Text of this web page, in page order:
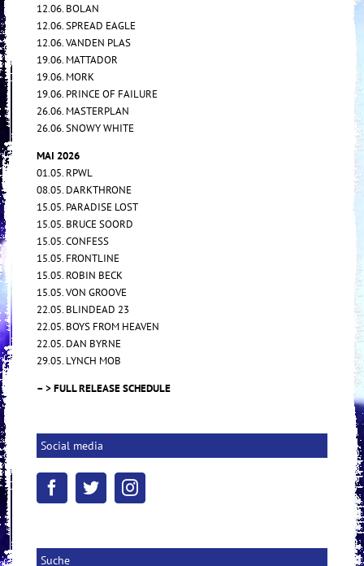
12.06. BOLAN
12.06. SPREAD EAGLE
12.06. VANDEN PLAS
19.06. MATTADOR
19.06. MORK
19.06. PRINCE OF FAILURE
26.06. MASTERPLAN
26.06. SNOWY WHITE
MAI 2026
01.05. RPWL
08.05. DARKTHRONE
15.05. PARADISE LOST
15.05. BRUCE SOORD
15.05. CONFESS
15.05. FRONTLINE
15.05. ROBIN BECK
15.05. VON GROOVE
22.05. BLINDEAD 23
22.05. BOYS FROM HEAVEN
22.05. DAN BYRNE
29.05. LYNCH MOB
– > FULL RELEASE SCHEDULE
Social media
Suche